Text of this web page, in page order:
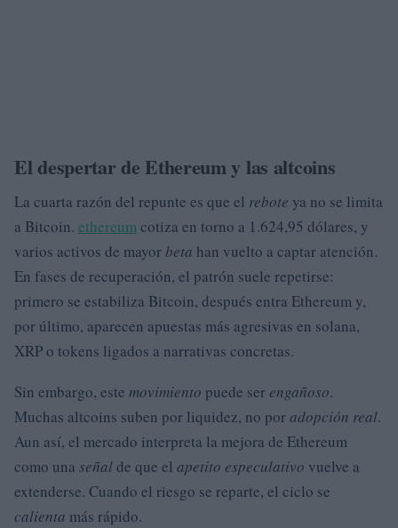
El despertar de Ethereum y las altcoins
La cuarta razón del repunte es que el rebote ya no se limita
a Bitcoin. ethereumcotiza en torno a 1.624,95 dólares, y
varios activos de mayorbeta han vuelto a captar atención.
En fases de recuperación, el patrón suele repetirse:
primero se estabiliza Bitcoin, después entra Ethereum y,
por último, aparecen apuestas más agresivas en solana,
XRP o tokens ligados a narrativas concretas.
Sin embargo, este movimiento puede serengañoso.
Muchas altcoins suben por liquidez, no poradopción real.
Aun así, el mercado interpreta la mejora de Ethereum
como una señalde que el apetito especulativo vuelve a
extenderse. Cuando el riesgo se reparte, el ciclo se
calienta más rápido.